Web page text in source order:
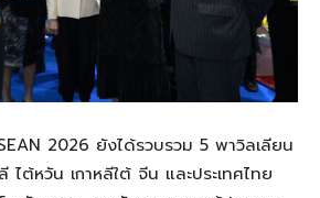
2026 ยังได้รวบรวม 5 พาวิลเลียน
ต้หวัน เกาหลีใต้ จีน และประเทศไทย